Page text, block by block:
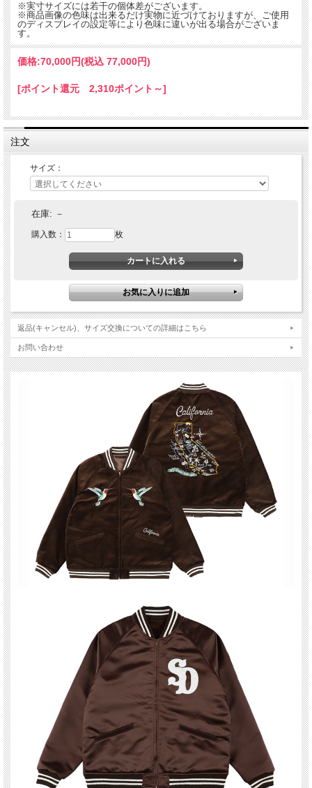
※実寸サイズには若干の個体差がございます。
※商品画像の色味は出来るだけ実物に近づけておりますが、ご使用
のディスプレイの設定等により色味に違いが出る場合がございま
す。
価格:70,000円(税込 77,000円)
[ポイント還元 2,310ポイント～]
注文
サイズ：
在庫: －
購入数： 枚
返品(キャンセル)、サイズ交換についての詳細はこちら
お問い合わせ